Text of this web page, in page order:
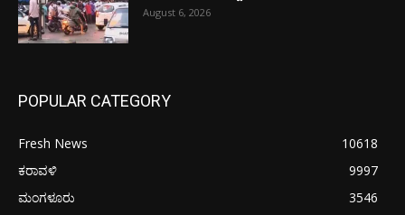
August 6, 2026
POPULAR CATEGORY
Fresh News
10618
ಕರಾವಳಿ
9997
ಮಂಗಳೂರು
3546